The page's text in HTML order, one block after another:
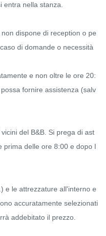
nella stanza.
dispone di reception o pe
di domande o necessità
e non oltre le ore 20:
fornire assistenza (salv
del B&B. Si prega di ast
prima delle ore 8:00 e dopo l
e le attrezzature all'interno e
accuratamente selezionati
addebitato il prezzo.